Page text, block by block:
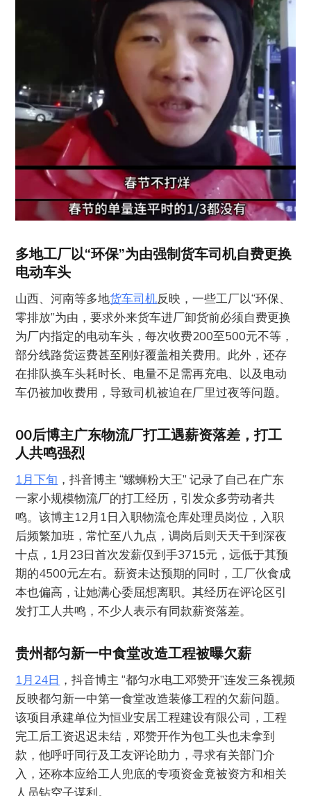
多地工厂以“环保”为由强制货车司机自费更换
电动车头
山西、河南等多地货车司机反映，一些工厂以“环保、
零排放”为由，要求外来货车进厂卸货前必须自费更换
为厂内指定的电动车头，每次收费200至500元不等，
部分线路货运费甚至刚好覆盖相关费用。此外，还存
在排队换车头耗时长、电量不足需再充电、以及电动
车仍被加收费用，导致司机被迫在厂里过夜等问题。
00后博主广东物流厂打工遇薪资落差，打工
人共鸣强烈
1月下旬 ，抖音博主 “螺蛳粉大王” 记录了自己在广东
一家小规模物流厂的打工经历，引发众多劳动者共
鸣。该博主12月1日入职物流仓库处理员岗位，入职
后频繁加班，常忙至八九点，调岗后则天天干到深夜
十点，1月23日首次发薪仅到手3715元，远低于其预
期的4500元左右。薪资未达预期的同时，工厂伙食成
本也偏高，让她满心委屈想离职。其经历在评论区引
发打工人共鸣，不少人表示有同款薪资落差。
贵州都匀新一中食堂改造工程被曝欠薪
1月24日 ，抖音博主 “都匀水电工邓赞开”连发三条视频
反映都匀新一中第一食堂改造装修工程的欠薪问题。
该项目承建单位为恒业安居工程建设有限公司，工程
完工后工资迟迟未结，邓赞开作为包工头也未拿到
款，他呼吁同行及工友评论助力，寻求有关部门介
入，还称本应给工人兜底的专项资金竟被资方和相关
人员钻空子谋利。